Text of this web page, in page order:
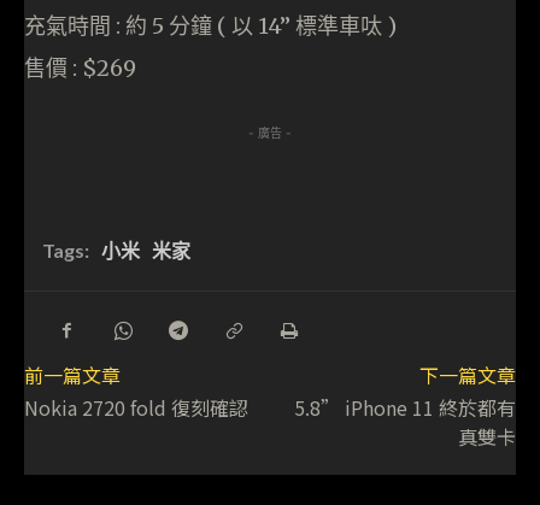
充氣時間 : 約 5 分鐘 ( 以 14” 標準車呔 )
售價 : $269
- 廣告 -
Tags: 小米 米家
前一篇文章
Nokia 2720 fold 復刻確認
下一篇文章
5.8” iPhone 11 終於都有
真雙卡